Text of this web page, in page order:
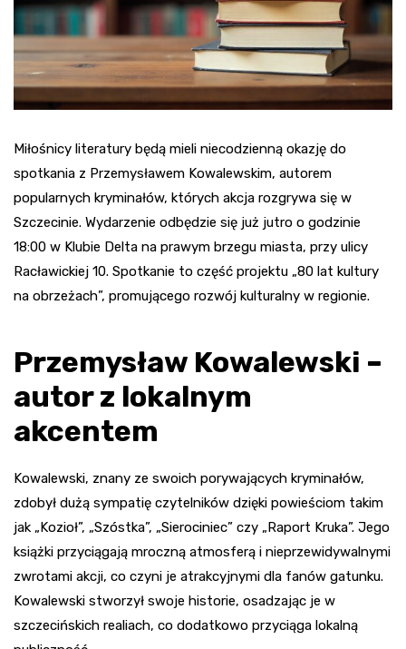
Miłośnicy literatury będą mieli niecodzienną okazję do
spotkania z Przemysławem Kowalewskim, autorem
popularnych kryminałów, których akcja rozgrywa się w
Szczecinie. Wydarzenie odbędzie się już jutro o godzinie
18:00 w Klubie Delta na prawym brzegu miasta, przy ulicy
Racławickiej 10. Spotkanie to część projektu „80 lat kultury
na obrzeżach”, promującego rozwój kulturalny w regionie.
Przemysław Kowalewski –
autor z lokalnym
akcentem
Kowalewski, znany ze swoich porywających kryminałów,
zdobył dużą sympatię czytelników dzięki powieściom takim
jak „Kozioł”, „Szóstka”, „Sierociniec” czy „Raport Kruka”. Jego
książki przyciągają mroczną atmosferą i nieprzewidywalnymi
zwrotami akcji, co czyni je atrakcyjnymi dla fanów gatunku.
Kowalewski stworzył swoje historie, osadzając je w
szczecińskich realiach, co dodatkowo przyciąga lokalną